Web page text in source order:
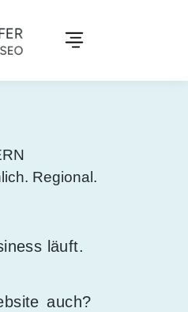
Regional.
läuft.
auch?